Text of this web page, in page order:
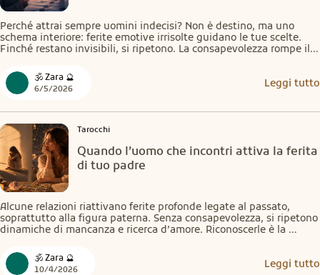
Perché attrai sempre uomini indecisi? Non è destino, ma uno
schema interiore: ferite emotive irrisolte guidano le tue scelte.
Finché restano invisibili, si ripetono. La consapevolezza rompe il
🕉️ Zara 🔮
6/5/2026 Leggi tutto
Tarocchi
Quando l’uomo che incontri attiva la ferita
di tuo padre
Alcune relazioni riattivano ferite profonde legate al passato,
soprattutto alla figura paterna. Senza consapevolezza, si ripetono
dinamiche di mancanza e ricerca d’amore. Riconoscerle è la
relazioni più sane e autentiche.
🕉️ Zara 🔮
10/4/2026 Leggi tutto